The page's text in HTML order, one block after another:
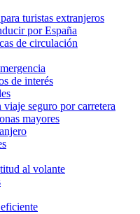
turistas extranjeros
por España
de circulación
de interés
seguro por carretera
mayores
al volante